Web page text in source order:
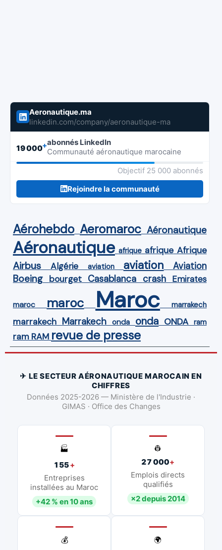
Aeronautique.ma
linkedin.com/company/aeronautique-ma
19 000+abonnés LinkedIn
Communauté aéronautique marocaine
Objectif 25 000 abonnés
Rejoindre la communauté
Aérohebdo Aeromaroc Aéronautique
Aéronautique afrique afrique Afrique
Airbus Algérie aviation aviation Aviation
Boeing bourget Casablanca crash Emirates
maroc maroc Maroc marrakech
marrakech Marrakech onda onda ONDA ram
ram RAM revue de presse
✈ LE SECTEUR AÉRONAUTIQUE MAROCAIN EN
CHIFFRES
Données 2025-2026 — Ministère de l'Industrie ·
GIMAS · Office des Changes
🏭
155+
Entreprises
installées au Maroc
+42 % en 10 ans
👷
27 000+
Emplois directs
qualifiés
×2 depuis 2014
💰
🌍